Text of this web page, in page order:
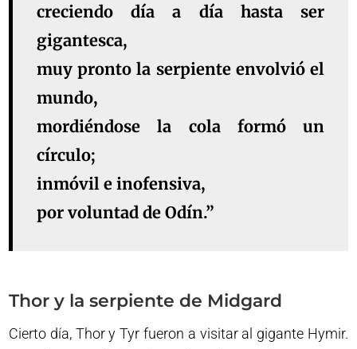
creciendo día a día hasta ser
gigantesca,
muy pronto la serpiente envolvió el
mundo,
mordiéndose la cola formó un
círculo;
inmóvil e inofensiva,
por voluntad de Odín.”
Thor y la serpiente de Midgard
Cierto día, Thor y Tyr fueron a visitar al gigante Hymir.